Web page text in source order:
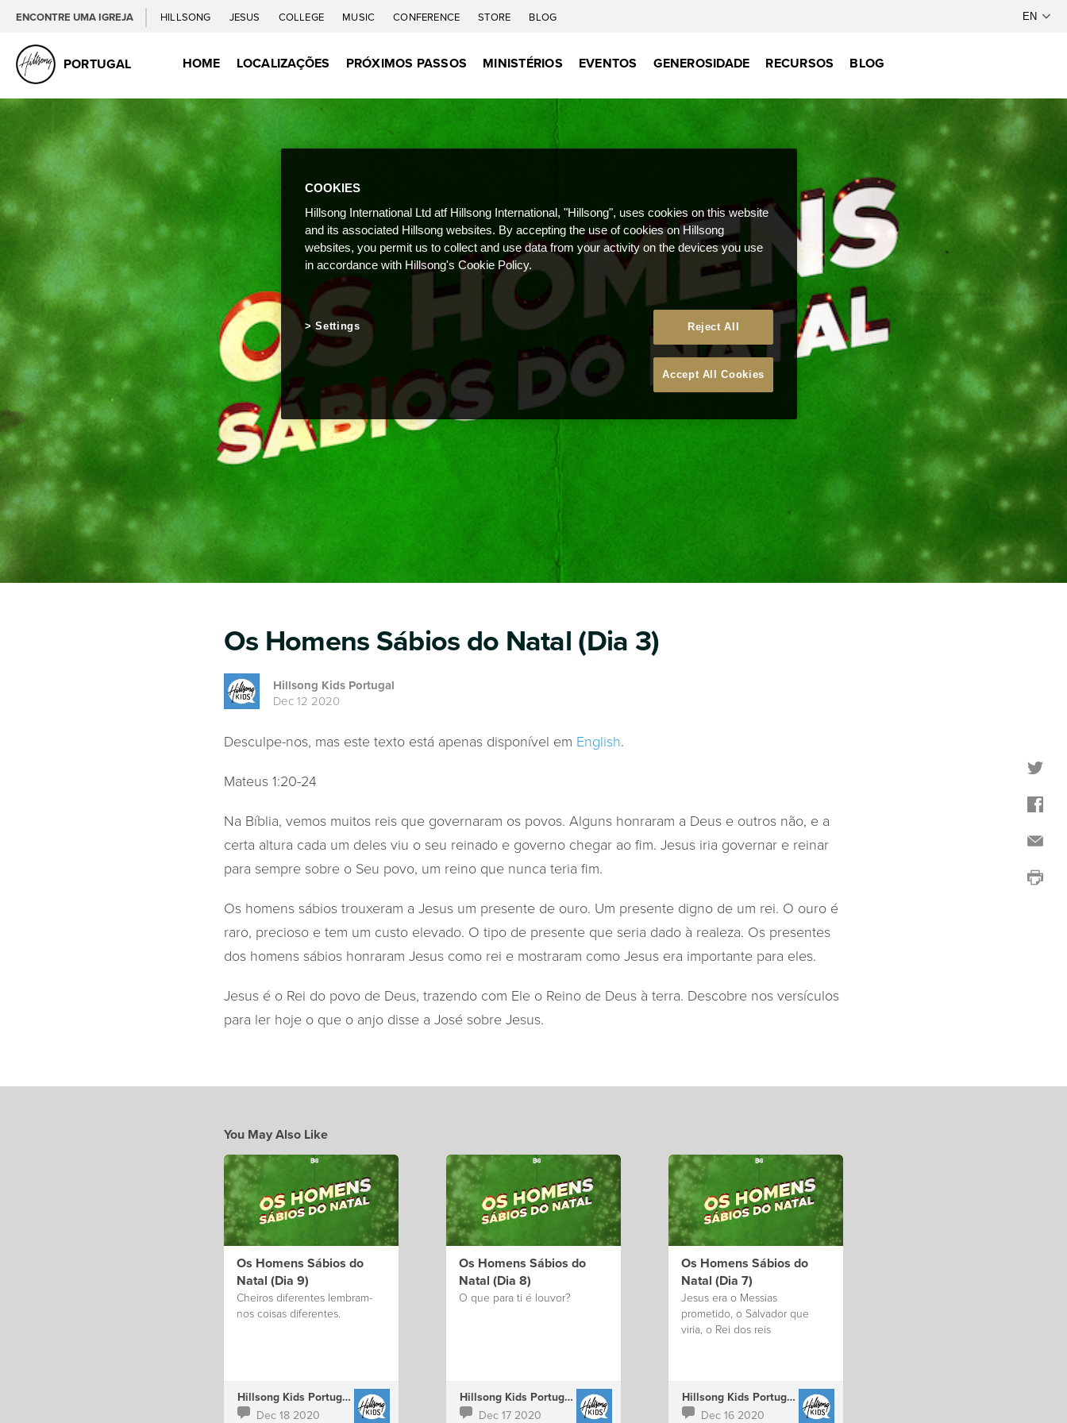
ENCONTRE UMA IGREJA HILLSONG JESUS COLLEGE MUSIC CONFERENCE STORE BLOG
PORTUGAL HOME LOCALIZAÇÕES PRÓXIMOS PASSOS MINISTÉRIOS EVENTOS GENEROSIDADE RECURSOS BLOG
Os Homens Sábios do Natal (Dia 3)
Hillsong Kids Portugal
Dec 12 2020
Desculpe-nos, mas este texto está apenas disponível em English.
Mateus 1:20-24
Na Bíblia, vemos muitos reis que governaram os povos. Alguns honraram a Deus e outros não, e a
certa altura cada um deles viu o seu reinado e governo chegar ao fim. Jesus iria governar e reinar
para sempre sobre o Seu povo, um reino que nunca teria fim.
Os homens sábios trouxeram a Jesus um presente de ouro. Um presente digno de um rei. O ouro é
raro, precioso e tem um custo elevado. O tipo de presente que seria dado à realeza. Os presentes
dos homens sábios honraram Jesus como rei e mostraram como Jesus era importante para eles.
Jesus é o Rei do povo de Deus, trazendo com Ele o Reino de Deus à terra. Descobre nos versículos
para ler hoje o que o anjo disse a José sobre Jesus.
You May Also Like
Os Homens Sábios do
Natal (Dia 9)
Cheiros diferentes lembram-
nos coisas diferentes.
Hillsong Kids Portugal
Dec 18 2020
Os Homens Sábios do
Natal (Dia 8)
O que para ti é louvor?
Hillsong Kids Portugal
Dec 17 2020
Os Homens Sábios do
Natal (Dia 7)
Jesus era o Messias
prometido, o Salvador que
viria, o Rei dos reis
Hillsong Kids Portugal
Dec 16 2020
COOKIES
Hillsong International Ltd atf Hillsong International, "Hillsong", uses cookies on this website
and its associated Hillsong websites. By accepting the use of cookies on Hillsong
websites, you permit us to collect and use data from your activity on the devices you use
in accordance with Hillsong's Cookie Policy.
Reject All
Accept All Cookies
Settings